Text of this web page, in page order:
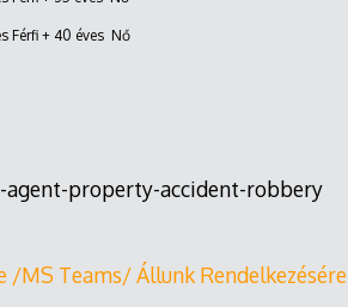
Férfi + 40 éves Nő
/MS Teams/ Állunk Rendelkezésére